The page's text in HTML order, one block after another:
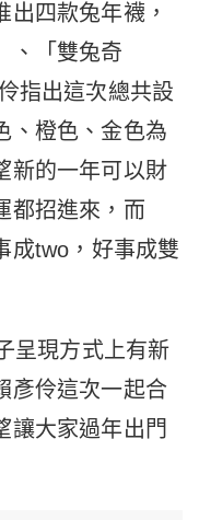
四款兔年襪，
、「雙兔奇
指出這次總共設
、橙色、金色為
新的一年可以財
都招進來，而
成two，好事成雙
呈現方式上有新
彥伶這次一起合
讓大家過年出門